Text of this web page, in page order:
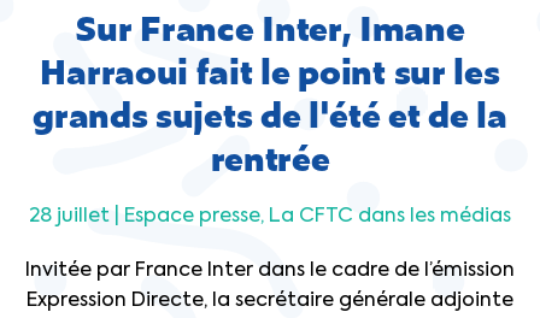
Sur France Inter, Imane
Harraoui fait le point sur les
grands sujets de l'été et de la
rentrée
28 juillet | Espace presse La CFTC dans les médias
Invitée par France Inter dans le cadre de l’émission
Expression Directe, la secrétaire générale adjointe